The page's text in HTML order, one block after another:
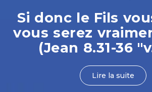
Si donc le Fils
vous serez
(Jean 8.31-36
Lire la suite